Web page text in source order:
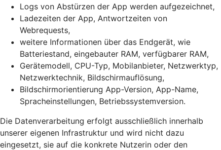
Logs von Abstürzen der App werden aufgezeichnet,
Ladezeiten der App, Antwortzeiten von
Webrequests,
weitere Informationen über das Endgerät, wie
Batteriestand, eingebauter RAM, verfügbarer RAM,
Gerätemodell, CPU-Typ, Mobilanbieter, Netzwerktyp,
Netzwerktechnik, Bildschirmauflösung,
Bildschirmorientierung App-Version, App-Name,
Spracheinstellungen, Betriebssystemversion.
Die Datenverarbeitung erfolgt ausschließlich innerhalb
unserer eigenen Infrastruktur und wird nicht dazu
eingesetzt, sie auf die konkrete Nutzerin oder den